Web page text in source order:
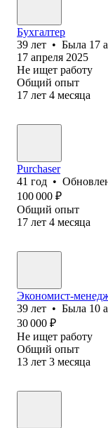
Бухгалтер
39 лет • Была 17
17 апреля 2025
Не ищет работу
Общий опыт
17 лет 4 месяца
Purchaser
41 год •
100 000 ₽
Общий опыт
17 лет 4 месяца
Экономист-
39 лет • Была 10
30 000 ₽
Не ищет работу
Общий опыт
13 лет 3 месяца